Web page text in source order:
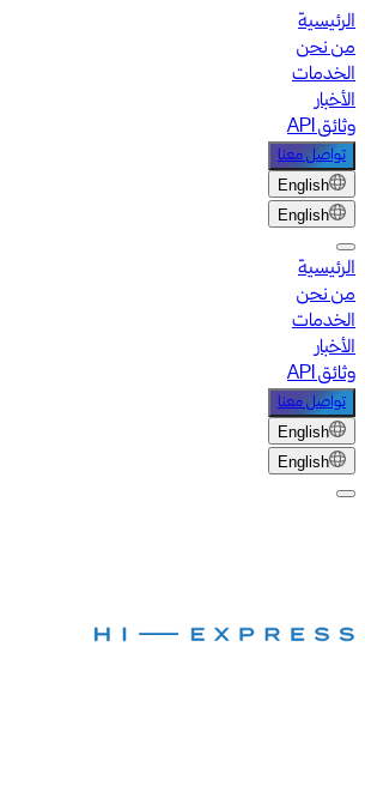
الرئيسية
من نحن
الخدمات
الأخبار
وثائق API
تواصل معنا
English
English
الرئيسية
من نحن
الخدمات
الأخبار
وثائق API
تواصل معنا
English
English